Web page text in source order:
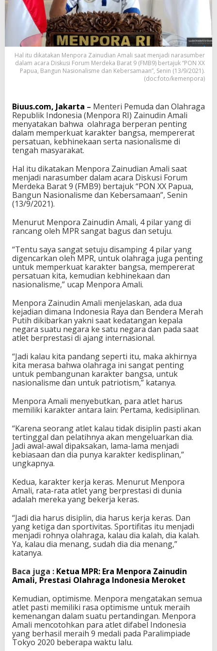
i
:
O
l
a
h
r
a
g
r
p
e
r
a
e
m
p
e
a
t
Hal itu dikatakan Menpora Zainudian Amali saat menjadi narasumber
dalam acara Diskusi Forum Merdeka Barat 9 (FMB9) bertajuk “PON XX
Papua, Bangun Nasionalisme dan Kebersamaan”, Senin (13/9/2021).
(doc:foto/kemenpora)
Biuus.com, Jakarta – Menteri Pemuda dan Olahraga
Republik Indonesia (Menpora RI) Zainudin Amali
menyatakan bahwa olahraga berperan penting
dalam memperkuat karakter bangsa, mempererat
persatuan, kebhinekaan serta nasionalisme di
tengah masyarakat.
Hal itu dikatakan Menpora Zainudian Amali saat
menjadi narasumber dalam acara Diskusi Forum
Merdeka Barat 9 (FMB9) bertajuk “PON XX Papua,
Bangun Nasionalisme dan Kebersamaan”, Senin
(13/9/2021).
Menurut Menpora Zainudin Amali, 4 pilar yang di
rancang oleh MPR sangat bagus dan setuju.
“Tentu saya sangat setuju disamping 4 pilar yang
digencarkan oleh MPR, untuk olahraga juga penting
untuk memperkuat karakter bangsa, mempererat
persatuan kita, kemudian kebhinekaan dan
nasionalisme,” ucap Menpora Amali.
Menpora Zainudin Amali menjelaskan, ada dua
kejadian dimana Indonesia Raya dan Bendera Merah
Putih dikibarkan yakni saat kedatangan kepala
negara suatu negara ke satu negara dan pada saat
atlet berprestasi di ajang internasional.
“Jadi kalau kita pandang seperti itu, maka akhirnya
kita merasa bahwa olahraga ini sangat penting
untuk pembangunan karakter bangsa, untuk
nasionalisme dan untuk patriotism,” katanya.
Menpora Amali menyebutkan, para atlet harus
memiliki karakter antara lain: Pertama, kedisiplinan.
“Karena seorang atlet kalau tidak disiplin pasti akan
tertinggal dan pelatihnya akan mengeluarkan dia.
Jadi awal-awal dipaksakan, lama-lama menjadi
kebiasaan dan dia punya karakter kedisplinan,”
ungkapnya.
Kedua, karakter kerja keras. Menurut Menpora
Amali, rata-rata atlet yang berprestasi di dunia
adalah mereka yang bekerja keras.
“Jadi dia harus disiplin, dia harus kerja keras. Dan
yang ketiga dan sportivitas. Sportifitas itu menjadi
menjadi rohnya olahraga, kalau dia kalah, dia kalah.
Ya, kalau dia menang, sudah dia dia menang,”
katanya.
Baca juga : Ketua MPR: Era Menpora Zainudin
Amali, Prestasi Olahraga Indonesia Meroket
Kemudian, optimisme. Menpora mengatakan semua
atlet pasti memiliki rasa optimisme untuk meraih
kemenangan dalam suatu pertandingan. Menpora
Amali mencotohkan para atlet difabel Indonesia
yang berhasil meraih 9 medali pada Paralimpiade
Tokyo 2020 beberapa waktu lalu.